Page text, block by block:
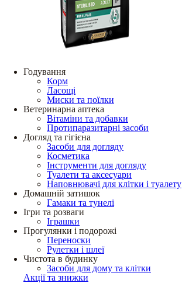
Годування
Корм
Ласощі
Миски та поїлки
Ветеринарна аптека
Вітаміни та добавки
Протипаразитарні засоби
Догляд та гігієна
Засоби для догляду
Косметика
Інструменти для догляду
Туалети та аксесуари
Наповнювачі для клітки і туалету
Домашній затишок
Гамаки та тунелі
Ігри та розваги
Іграшки
Прогулянки і подорожі
Переноски
Рулетки і шлеї
Чистота в будинку
Засоби для дому та клітки
Акції та знижки